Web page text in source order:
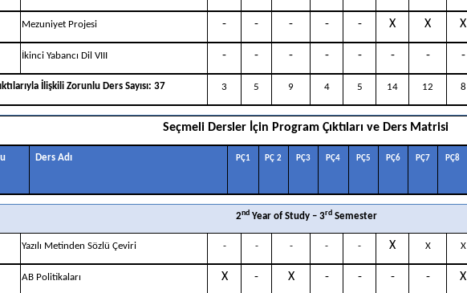
Mezuniyet Projesi - - - - - X X X
İkinci Yabancı Dil VIII - - - - - - - -
İlişkili Zorunlu Ders Sayısı: 37 3 5 9 4 5 14 12 8
Seçmeli Dersler İçin Program Çıktıları ve Ders Matrisi
Ders Adı PÇ1 PÇ 2 PÇ3 PÇ4 PÇ5 PÇ6 PÇ7 PÇ8
2ndYear of Study – 3rdSemester
Yazılı Metinden Sözlü Çeviri - - - - - X X X
AB Politikaları X - X - - - - X